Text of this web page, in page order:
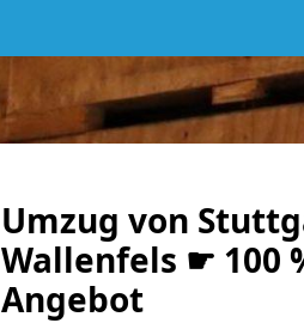
Umzug von
Wallenfels ☛ 100
Angebot